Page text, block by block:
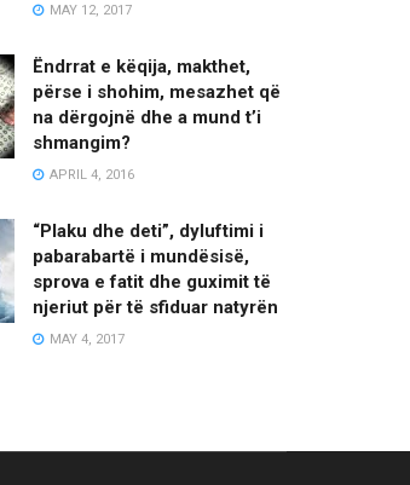
MAY 12, 2017
Ëndrrat e këqija, makthet,
përse i shohim, mesazhet që
na dërgojnë dhe a mund t’i
shmangim?
APRIL 4, 2016
“Plaku dhe deti”, dyluftimi i
pabarabartë i mundësisë,
sprova e fatit dhe guximit të
njeriut për të sfiduar natyrën
MAY 4, 2017